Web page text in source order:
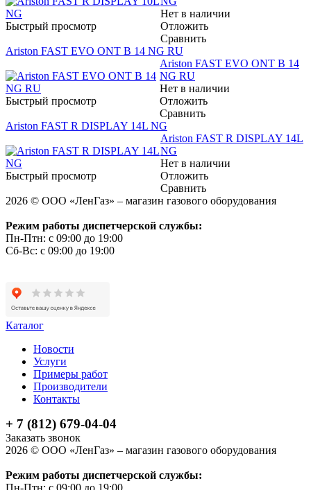
Быстрый просмотр
Нет в наличии
Отложить
Сравнить
Ariston FAST EVO ONT B 14 NG RU
Быстрый просмотр
Ariston FAST EVO ONT B 14
NG RU
Нет в наличии
Отложить
Сравнить
Ariston FAST R DISPLAY 14L NG
Быстрый просмотр
Ariston FAST R DISPLAY 14L
NG
Нет в наличии
Отложить
Сравнить
2026 © ООО «ЛенГаз» – магазин газового оборудования
Режим работы диспетчерской службы:
Пн-Птн: с 09:00 до 19:00
Сб-Вс: с 09:00 до 19:00
Каталог
Новости
Услуги
Примеры работ
Производители
Контакты
+ 7 (812) 679-04-04
Заказать звонок
2026 © ООО «ЛенГаз» – магазин газового оборудования
Режим работы диспетчерской службы:
Пн-Птн: с 09:00 до 19:00